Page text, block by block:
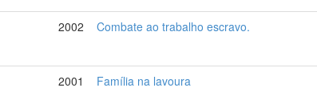
2002 Combate ao trabalho escravo.
2001 Família na lavoura